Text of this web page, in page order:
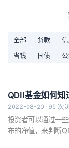
全部 贷款
省钱
国债
QDII基金如何知
2022-08-20 · 95 次
投资者可以通过一
布的净值，来判断